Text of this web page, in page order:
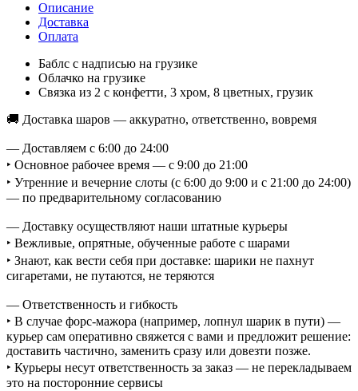
Описание
Доставка
Оплата
Баблс с надписью на грузике
Облачко на грузике
Связка из 2 с конфетти, 3 хром, 8 цветных, грузик
🚚 Доставка шаров — аккуратно, ответственно, вовремя
— Доставляем с 6:00 до 24:00
‣ Основное рабочее время — с 9:00 до 21:00
‣ Утренние и вечерние слоты (с 6:00 до 9:00 и с 21:00 до 24:00)
— по предварительному согласованию
— Доставку осуществляют наши штатные курьеры
‣ Вежливые, опрятные, обученные работе с шарами
‣ Знают, как вести себя при доставке: шарики не пахнут
сигаретами, не путаются, не теряются
— Ответственность и гибкость
‣ В случае форс-мажора (например, лопнул шарик в пути) —
курьер сам оперативно свяжется с вами и предложит решение:
доставить частично, заменить сразу или довезти позже.
‣ Курьеры несут ответственность за заказ — не перекладываем
это на посторонние сервисы